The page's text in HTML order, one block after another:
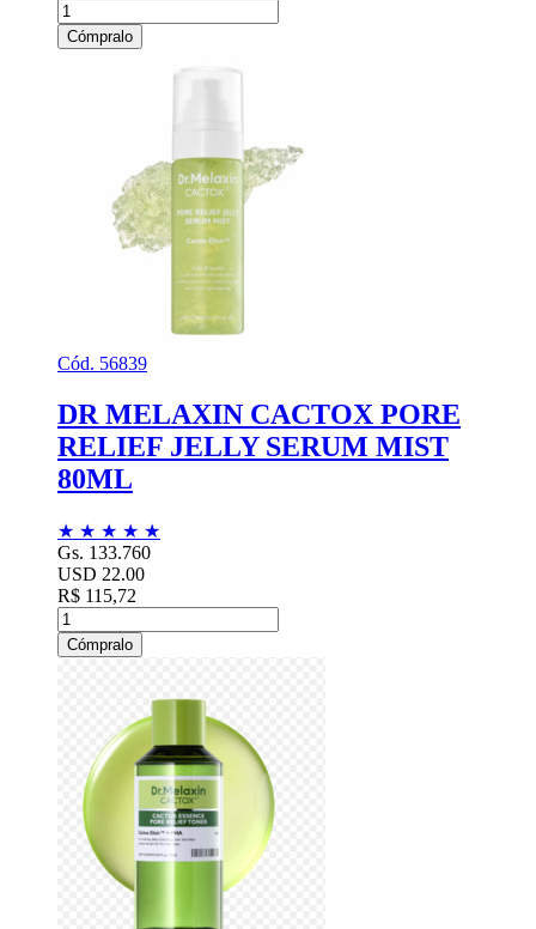
Cómpralo
Cód. 56839
DR MELAXIN CACTOX PORE
RELIEF JELLY SERUM MIST
80ML
★ ★ ★ ★ ★
Gs. 133.760
USD 22.00
R$ 115,72
Cómpralo